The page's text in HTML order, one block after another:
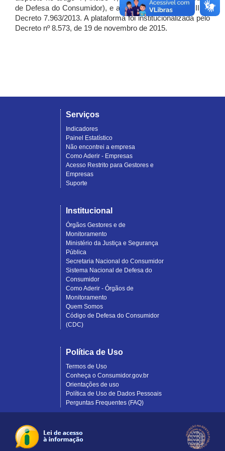
de Defesa do Consumidor), e artigo 7º, incisos I, II e III do
Decreto 7.963/2013. A plataforma foi institucionalizada pelo
Decreto nº 8.573, de 19 de novembro de 2015.
Serviços
Indicadores
Painel Estatístico
Não encontrei a empresa
Como Aderir - Empresas
Acesso Restrito para Gestores e
Empresas
Suporte
Institucional
Órgãos Gestores e de
Monitoramento
Ministério da Justiça e Segurança
Pública
Secretaria Nacional do Consumidor
Sistema Nacional de Defesa do
Consumidor
Como Aderir - Órgãos de
Monitoramento
Quem Somos
Código de Defesa do Consumidor
(CDC)
Política de Uso
Termos de Uso
Conheça o Consumidor.gov.br
Orientações de uso
Política de Uso de Dados Pessoais
Perguntas Frequentes (FAQ)